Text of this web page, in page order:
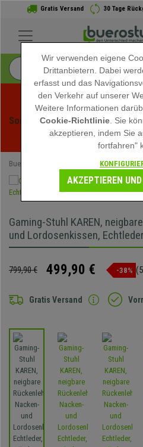
Gratis Versand 30 Tage
Sommerschlussverauf bei
für kurze Zeit -
Buerostuhlpro
Gaming-Stuhl KAREN,
und Lordosenkissen,
799,90 € 499,90 € -38%
Gratis Versand
Wir verwenden eigene
Drittanbietern. Dabei
erfasst und das
den Verkehr auf unserer
Weitere Informationen
Cookie-Richtlinie . Sie
akzeptieren, indem Sie
fortfahren"
AKZEPTIEREN